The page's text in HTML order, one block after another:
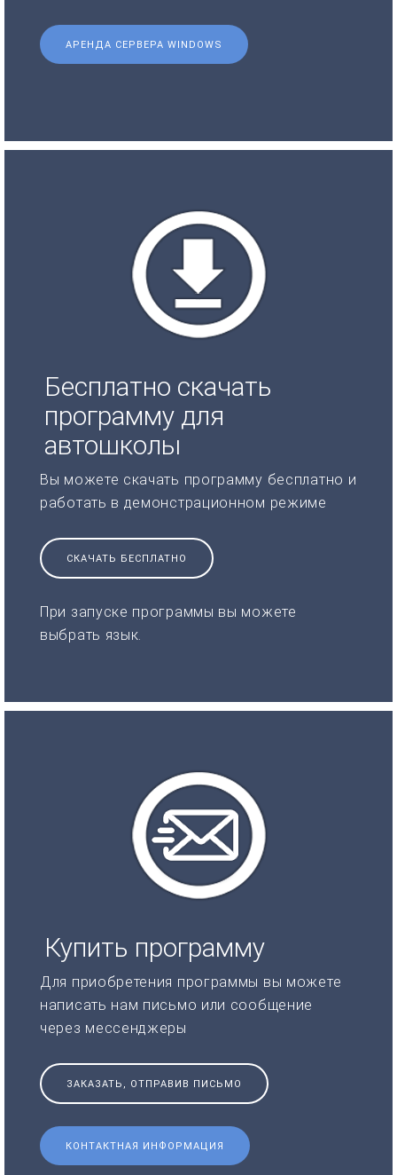
АРЕНДА СЕРВЕРА WINDOWS
Бесплатно скачать
программу для
автошколы
Вы можете скачать программу бесплатно и
работать в демонстрационном режиме
СКАЧАТЬ БЕСПЛАТНО
При запуске программы вы можете
выбрать язык.
Купить программу
Для приобретения программы вы можете
написать нам письмо или сообщение
через мессенджеры
ЗАКАЗАТЬ, ОТПРАВИВ ПИСЬМО
КОНТАКТНАЯ ИНФОРМАЦИЯ